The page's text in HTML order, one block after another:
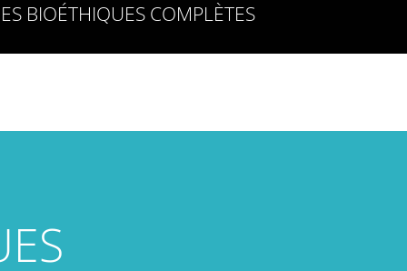
BIOÉTHIQUES COMPLÈTES